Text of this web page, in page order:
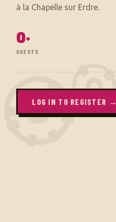
0+
GUESTS
LOG IN TO REGISTER →